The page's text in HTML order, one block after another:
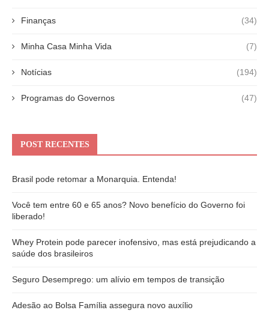
Finanças (34)
Minha Casa Minha Vida (7)
Notícias (194)
Programas do Governos (47)
POST RECENTES
Brasil pode retomar a Monarquia. Entenda!
Você tem entre 60 e 65 anos? Novo benefício do Governo foi
liberado!
Whey Protein pode parecer inofensivo, mas está prejudicando a
saúde dos brasileiros
Seguro Desemprego: um alívio em tempos de transição
Adesão ao Bolsa Família assegura novo auxílio